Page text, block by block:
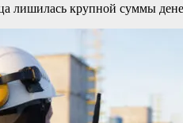
лишилась крупной суммы